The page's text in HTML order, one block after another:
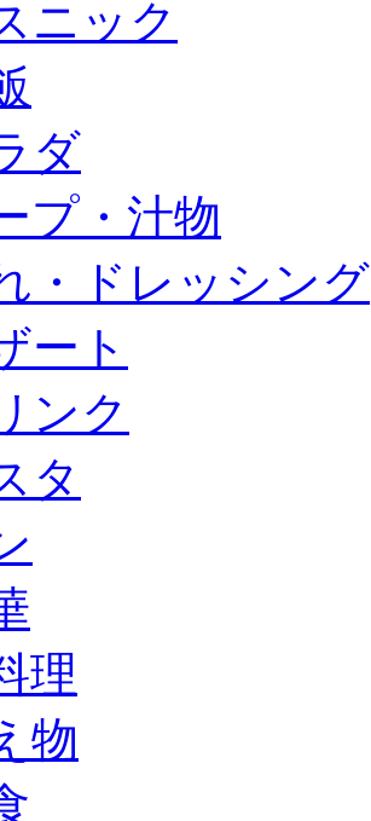
ニック
ダ
プ・汁物
・ドレッシング
ート
ンク
タ
理
物